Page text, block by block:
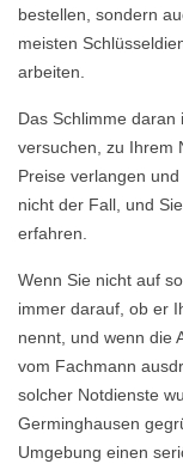
bestellen, sondern
meisten
arbeiten.
Das Schlimme daran
versuchen, zu Ihrem
Preise verlangen
nicht der Fall, und
erfahren.
Wenn Sie nicht auf
immer darauf, ob er
nennt, und wenn die
vom Fachmann
solcher Notdienste
Germinghausen
Umgebung einen